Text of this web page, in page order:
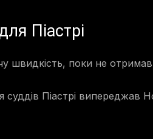
Піастрі
швидкість, поки не
Піастрі випереджав